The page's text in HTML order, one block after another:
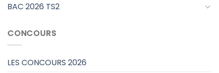
BAC 2026 TS2
CONCOURS
LES CONCOURS 2026